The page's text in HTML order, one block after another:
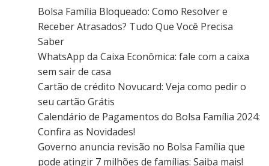
Bolsa Família Bloqueado: Como Resolver e
Receber Atrasados? Tudo Que Você Precisa
Saber
WhatsApp da Caixa Econômica: fale com a caixa
sem sair de casa
Cartão de crédito Novucard: Veja como pedir o
seu cartão Grátis
Calendário de Pagamentos do Bolsa Família 2024:
Confira as Novidades!
Governo anuncia revisão no Bolsa Família que
pode atingir 7 milhões de famílias: Saiba mais!